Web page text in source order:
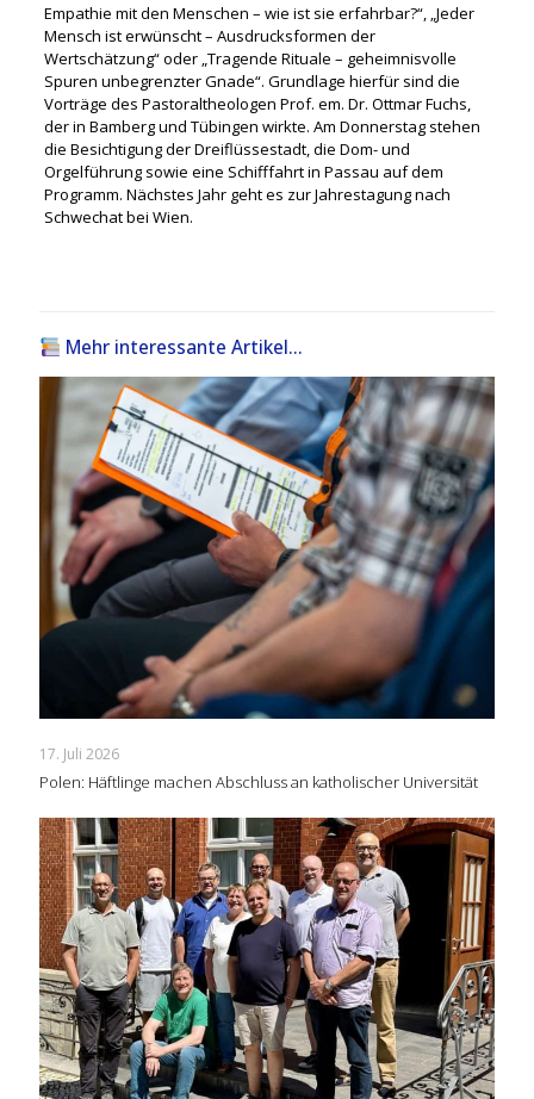
Empathie mit den Menschen – wie ist sie erfahrbar?“, „Jeder
Mensch ist erwünscht– Ausdrucksformen der
Wertschätzung“oder „Tragende Rituale – geheimnisvolle
Spuren unbegrenzter Gnade“. Grundlage hierfür sind die
Vorträge des Pastoraltheologen Prof. em. Dr. Ottmar Fuchs,
der in Bamberg und Tübingen wirkte. Am Donnerstag stehen
die Besichtigung derDreiflüssestadt,die Dom- und
Orgelführung sowie eine Schifffahrt in Passau auf dem
Programm. Nächstes Jahr geht es zur Jahrestagung nach
Schwechat bei Wien.
Mehr interessante Artikel...
17. Juli 2026
Polen: Häftlinge machen Abschluss an katholischer Universität